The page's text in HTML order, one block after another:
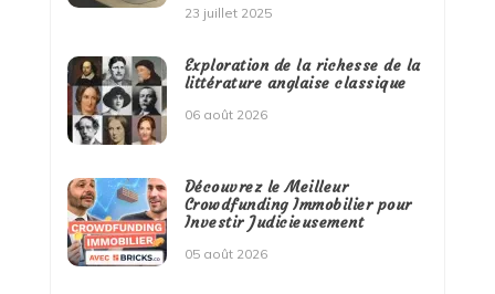
23 juillet 2025
Exploration de la richesse de la
littérature anglaise classique
06 août 2026
Découvrez le Meilleur
Crowdfunding Immobilier pour
Investir Judicieusement
05 août 2026